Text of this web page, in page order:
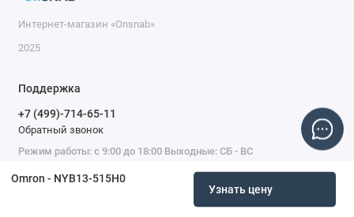
Omron - NYB13-515H0
Узнать цену
Интернет-магазин «Onsnab»
2025
Поддержка
+7 (499)-714-65-11
Обратный звонок
Режим работы: с 9:00 до 18:00 Выходные: СБ - ВС